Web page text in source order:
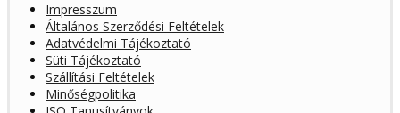
Impresszum
Általános Szerződési Feltételek
Adatvédelmi Tájékoztató
Süti Tájékoztató
Szállítási Feltételek
Minőségpolitika